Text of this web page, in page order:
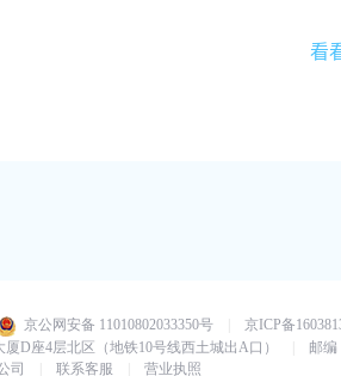
看
京公网安备 11010802033350号 京ICP备
D座4层北区（地铁10号线西土城出A口）
邮编
司
联系客服 营业执照